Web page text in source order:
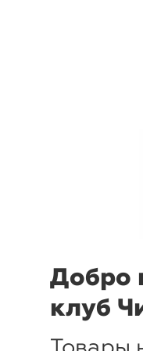
Добро
клуб